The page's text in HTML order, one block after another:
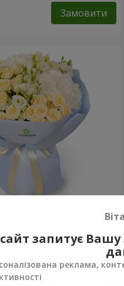
Замовити
Замовити
запитує
реклама,